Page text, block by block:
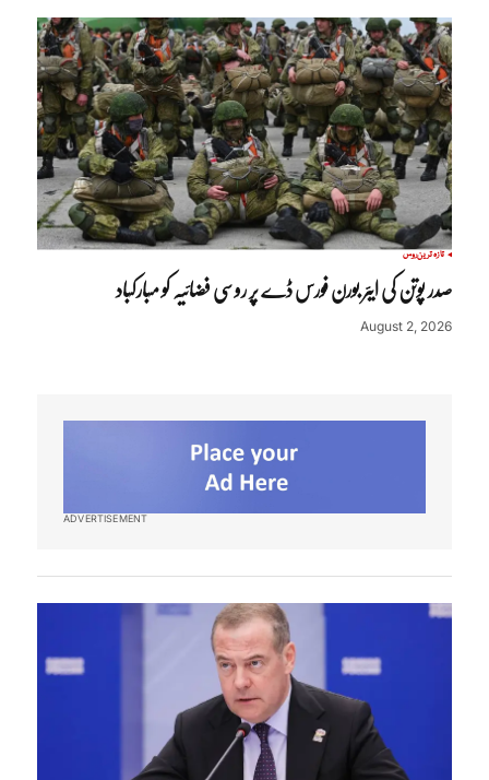
تازہ ترینروس
صدر پوتن کی ایئر بورن فورس ڈے پر روسی فضائیہ کو مبارکباد
August 2, 2026
ADVERTISEMENT